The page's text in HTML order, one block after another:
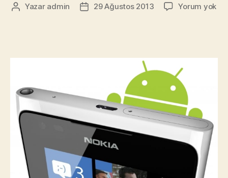
Yazının
Yazar admin
Yazı29 Ağustos 2013 Yorum yok